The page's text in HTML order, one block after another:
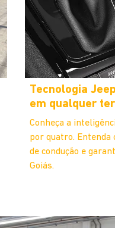
Tecnologia
em qualquer
Conheça a
por quatro. Entenda
de condução e
Goiás.